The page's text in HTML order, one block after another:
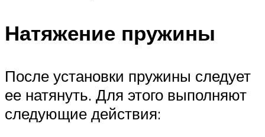
Натяжение пружины
После установки пружины следует
ее натянуть. Для этого выполняют
следующие действия: